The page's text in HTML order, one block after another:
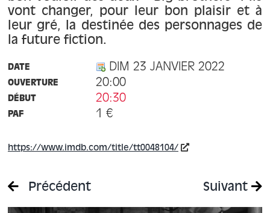
vont changer, pour leur bon plaisir et à
leur gré, la destinée des personnages de
la future fiction.
DATE DIM 23 JANVIER 2022
OUVERTURE 20:00
DÉBUT 20:30
PAF 1 €
https://www.imdb.com/title/tt0048104/
Précédent Suivant